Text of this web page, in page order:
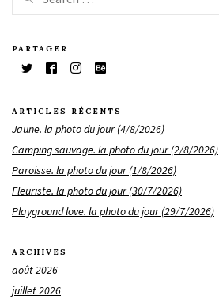
PARTAGER
ARTICLES RÉCENTS
Jaune. la photo du jour (4/8/2026)
Camping sauvage. la photo du jour (2/8/2026)
Paroisse. la photo du jour (1/8/2026)
Fleuriste. la photo du jour (30/7/2026)
Playground love. la photo du jour (29/7/2026)
ARCHIVES
août 2026
juillet 2026